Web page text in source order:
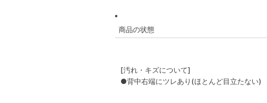
商品の状態
[汚れ・キズについて]
●背中右端にツレあり(ほとんど目立たない)